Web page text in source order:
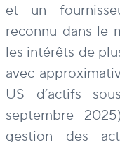
et un
reconnu dans le
les intérêts de
avec
US d’actifs
septembre
gestion des